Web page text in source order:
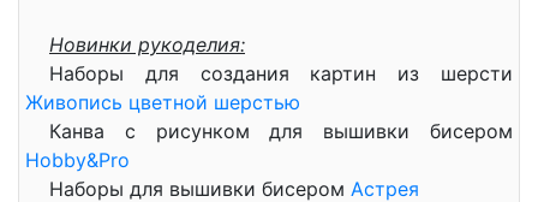
Новинки рукоделия:
Наборы для создания картин из шерсти
Живопись цветной шерстью
Канва с рисунком для вышивки бисером
Hobby&Pro
Наборы для вышивки бисером Астрея